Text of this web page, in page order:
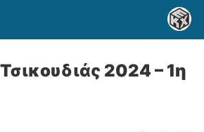
2024 – 1η